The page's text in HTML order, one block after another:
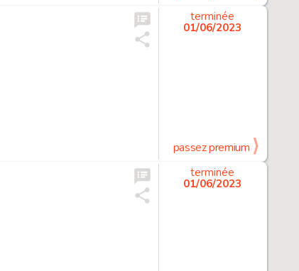
terminée
01/06/2023
passez premium
terminée
01/06/2023